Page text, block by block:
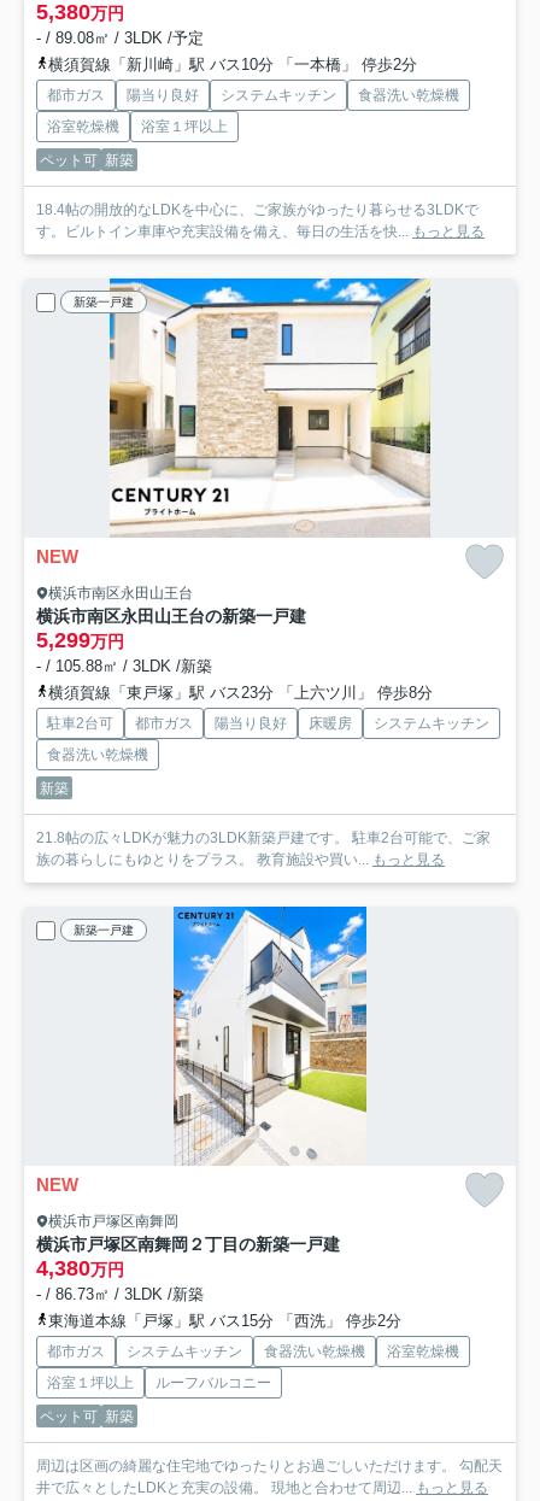
5,380万円
- / 89.08㎡ / 3LDK /予定
横須賀線「新川崎」駅 バス10分 「一本橋」 停歩2分
都市ガス 陽当り良好 システムキッチン
食器洗い乾燥機
浴室乾燥機
浴室１坪以上
ペット可 新築
18.4帖の開放的なLDKを中心に、ご家族がゆったり暮らせる3LDKで
す。ビルトイン車庫や充実設備を備え、毎日の生活を快... もっと見る
新築一戸建
NEW
横浜市南区永田山王台
横浜市南区永田山王台の新築一戸建
5,299万円
- / 105.88㎡ / 3LDK /新築
横須賀線「東戸塚」駅 バス23分 「上六ツ川」 停歩8分
駐車2台可 都市ガス 陽当り良好 床暖房
システムキッチン
食器洗い乾燥機
新築
21.8帖の広々LDKが魅力の3LDK新築戸建です。 駐車2台可能で、ご家
族の暮らしにもゆとりをプラス。 教育施設や買い... もっと見る
新築一戸建
NEW
横浜市戸塚区南舞岡
横浜市戸塚区南舞岡２丁目の新築一戸建
4,380万円
- / 86.73㎡ / 3LDK /新築
東海道本線「戸塚」駅 バス15分 「西洗」 停歩2分
都市ガス システムキッチン 食器洗い乾燥機
浴室乾燥機
浴室１坪以上
ルーフバルコニー
ペット可 新築
周辺は区画の綺麗な住宅地でゆったりとお過ごしいただけます。 勾配天
井で広々としたLDKと充実の設備。 現地と合わせて周辺... もっと見る